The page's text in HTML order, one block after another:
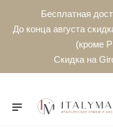
Бесплатная
До конца августа
(кроме
Скидка на